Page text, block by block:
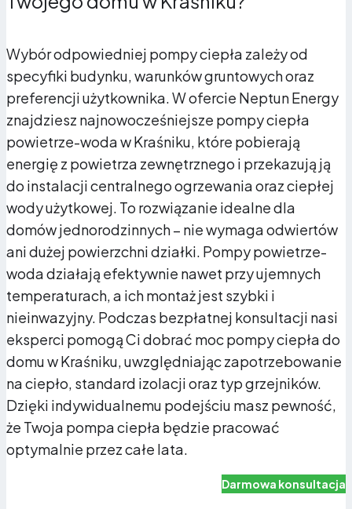
Ogrzewanie domucałkowicie za darmo
Współpraca z fotowoltaiką.W połączeniu z
instalacją PV pompa ciepła staje się niemal
bezkosztowym źródłem energii.
Wybór odpowiedniej pompy ciepła zależy od
specyfiki budynku, warunków gruntowych oraz
preferencji użytkownika. W ofercie Neptun Energy
znajdziesz najnowocześniejsze pompy ciepła
powietrze-woda w Kraśniku, które pobierają
energię z powietrza zewnętrznego i przekazują ją
do instalacji centralnego ogrzewania oraz ciepłej
wody użytkowej. To rozwiązanie idealne dla
domów jednorodzinnych – nie wymaga odwiertów
ani dużej powierzchni działki. Pompy powietrze-
woda działają efektywnie nawet przy ujemnych
temperaturach, a ich montaż jest szybki i
nieinwazyjny. Podczas bezpłatnej konsultacji nasi
eksperci pomogą Ci dobrać moc pompy ciepła do
domu w Kraśniku, uwzględniając zapotrzebowanie
na ciepło, standard izolacji oraz typ grzejników.
Dzięki indywidualnemu podejściu masz pewność,
że Twoja pompa ciepła będzie pracować
optymalnie przez całe lata.
Darmowa konsultacja